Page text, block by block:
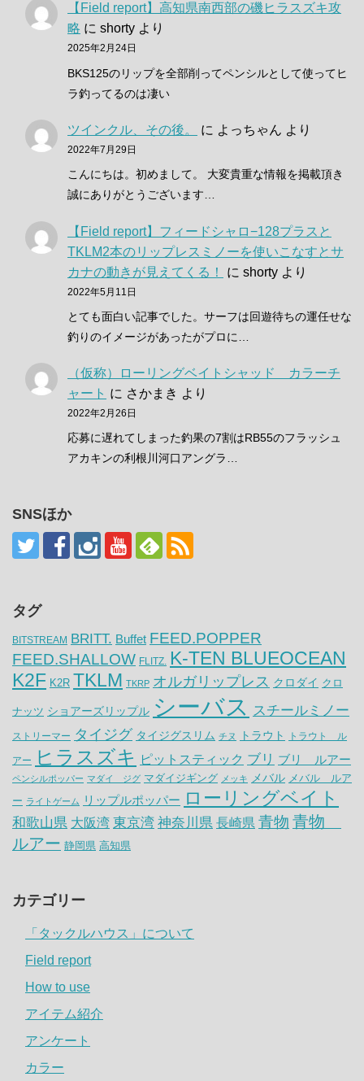
【Field report】高知県南西部の磯ヒラスズキ攻
略 に shorty より
2025年2月24日
BKS125のリップを全部削ってペンシルとして使ってヒ
ラ釣ってるのは凄い
ツインクル、その後。 に よっちゃん より
2022年7月29日
こんにちは。初めまして。 大変貴重な情報を掲載頂き
誠にありがとうございます…
【Field report】フィードシャロ−128プラスと
TKLM2本のリップレスミノーを使いこなすとサ
カナの動きが見えてくる！
に shorty より
2022年5月11日
とても面白い記事でした。サーフは回遊待ちの運任せな
釣りのイメージがあったがプロに…
（仮称）ローリングベイトシャッド カラーチ
ャート に さかまき より
2022年2月26日
応募に遅れてしまった釣果の7割はRB55のフラッシュ
アカキンの利根川河口アングラ…
SNSほか
タグ
BITSTREAM BRITT. Buffet FEED.POPPER
FEED.SHALLOW FLITZ. K-TEN BLUEOCEAN
K2F K2R TKLM TKRP オルガリップレス クロダイ クロ
ナッツ ショアーズリップル シーバス スチールミノー
ストリーマー タイジグ タイジグスリム チヌ トラウト トラウト ル
アー ヒラスズキ ピットスティック ブリ ブリ ルアー
ペンシルポッパー マダイ ジグ マダイジギング メッキ メバル メバル ルア
ー ライトゲーム リップルポッパー ローリングベイト
和歌山県 大阪湾 東京湾 神奈川県 長崎県 青物 青物
ルアー 静岡県 高知県
カテゴリー
「タックルハウス」について
Field report
How to use
アイテム紹介
アンケート
カラー